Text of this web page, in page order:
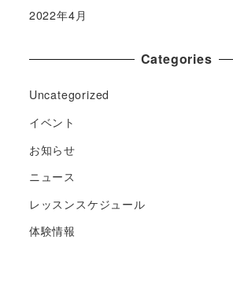
2022年4月
Categories
Uncategorized
イベント
お知らせ
ニュース
レッスンスケジュール
体験情報